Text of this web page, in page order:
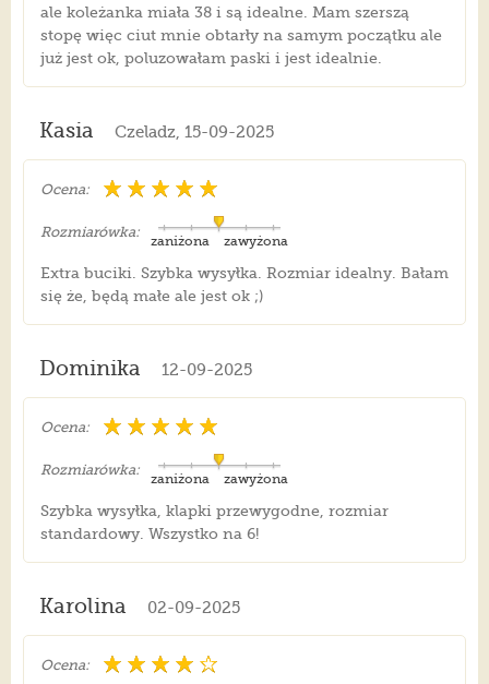
ale koleżanka miała 38 i są idealne. Mam szerszą
stopę więc ciut mnie obtarły na samym początku ale
już jest ok, poluzowałam paski i jest idealnie.
Kasia Czeladz, 15-09-2025
Ocena:
Rozmiarówka:
zawyżona
zaniżona
Extra buciki. Szybka wysyłka. Rozmiar idealny. Bałam
się że, będą małe ale jest ok ;)
Dominika 12-09-2025
Ocena:
Rozmiarówka:
zawyżona
zaniżona
Szybka wysyłka, klapki przewygodne, rozmiar
standardowy. Wszystko na 6!
Karolina 02-09-2025
Ocena: